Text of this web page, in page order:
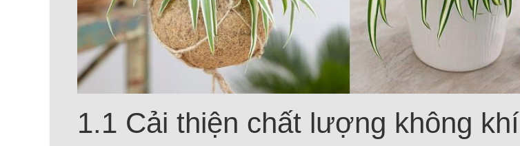
1.1 Cải thiện chất lượng không khí